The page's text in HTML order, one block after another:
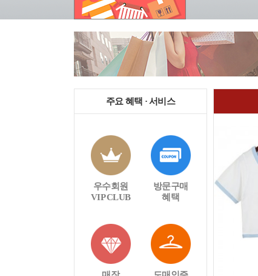
주요 혜택 · 서비스
우수회원
VIP CLUB
방문구매
혜택